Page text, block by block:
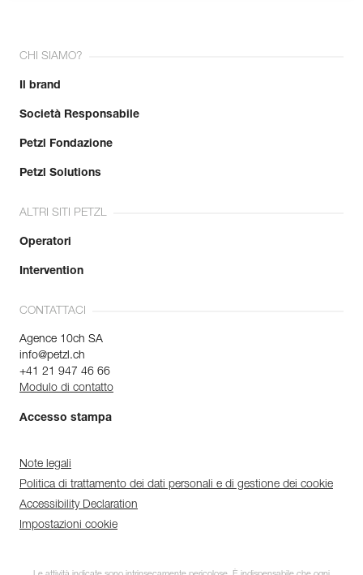
CHI SIAMO?
Il brand
Società Responsabile
Petzl Fondazione
Petzl Solutions
ALTRI SITI PETZL
Operatori
Intervention
CONTATTACI
Agence 10ch SA
info@petzl.ch
+41 21 947 46 66
Modulo di contatto
Accesso stampa
Note legali
Politica di trattamento dei dati personali e di gestione dei cookie
Accessibility Declaration
Impostazioni cookie